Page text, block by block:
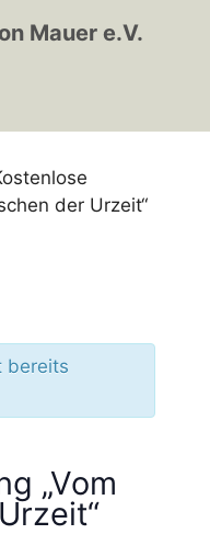
Mauer e.V.
der Urzeit“
bereits
„Vom